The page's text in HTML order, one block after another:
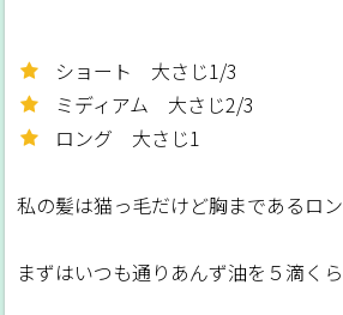
ショート 大さじ1/3
ミディアム 大さじ2/3
ロング 大さじ1
私の髪は猫っ毛だけど胸まであるロ
まずはいつも通りあんず油を５滴く